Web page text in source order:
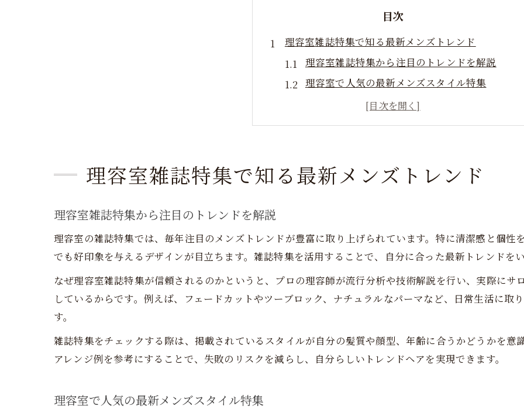
目次
理容室雑誌特集で知る最新メンズトレンド
理容室雑誌特集から注目のトレンドを解説
理容室で人気の最新メンズスタイル特集
理容室雑誌で話題のヘアデザインとは
理容室の雑誌特集で知る季節の流行
多彩な雑誌が導く理容室の魅力再発見
理容室雑誌で広がる新しい魅力の発見
理容室の雑誌選びが変える体験価値とは
ビジネスに合う髪型選び、雑誌特集を活用して
理容室雑誌特集で叶えるビジネスヘア
理容室雑誌で探すビジネスマンに最適な髪型
理容室雑誌特集で知る最新メンズトレンド
理容室雑誌特集から注目のトレンドを解説
理容室の雑誌特集では、毎年注目のメンズトレンドが豊富に取り上げられています。特に清潔感と個性
でも好印象を与えるデザインが目立ちます。雑誌特集を活用することで、自分に合った最新トレンドを
なぜ理容室雑誌特集が信頼されるのかというと、プロの理容師が流行分析や技術解説を行い、実際にサ
しているからです。例えば、フェードカットやツーブロック、ナチュラルなパーマなど、日常生活に取
す。
雑誌特集をチェックする際は、掲載されているスタイルが自分の髪質や顔型、年齢に合うかどうかを
アレンジ例を参考にすることで、失敗のリスクを減らし、自分らしいトレンドヘアを実現できます。
理容室で人気の最新メンズスタイル特集